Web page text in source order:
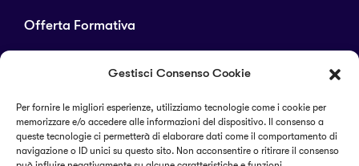
Gestisci Consenso Cookie
Per fornire le migliori esperienze, utilizziamo tecnologie come i cookie per
memorizzare e/o accedere alle informazioni del dispositivo. Il consenso a
queste tecnologie ci permetterà di elaborare dati come il comportamento di
navigazione o ID unici su questo sito. Non acconsentire o ritirare il consenso
Offerta Formativa
Corsi di perfezionamento
Alta formazione